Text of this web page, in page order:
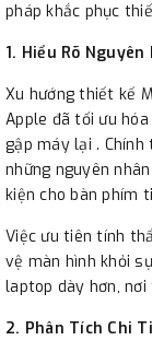
pháp khắc phục
1. Hiểu Rõ
Xu hướng thiết kế
Apple đã tối ưu
gập máy lại .
những nguyên
kiện cho bàn phím
Việc ưu tiên tính
vệ màn hình khỏi
laptop dày hơn, nơi
2. Phân Tích Chi